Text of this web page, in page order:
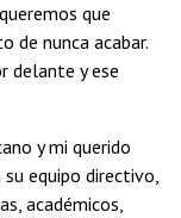
que
de nunca acabar.
delante y ese
y mi querido
su equipo directivo,
académicos,